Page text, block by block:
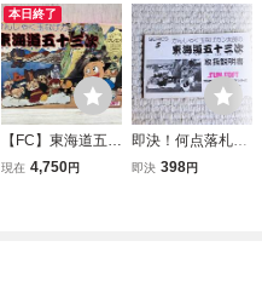
本日終了
【FC】東海道五十
三次 【説明書欠
現在 4,750円
即決！何点落札し
ても送料185円★
即決 398円